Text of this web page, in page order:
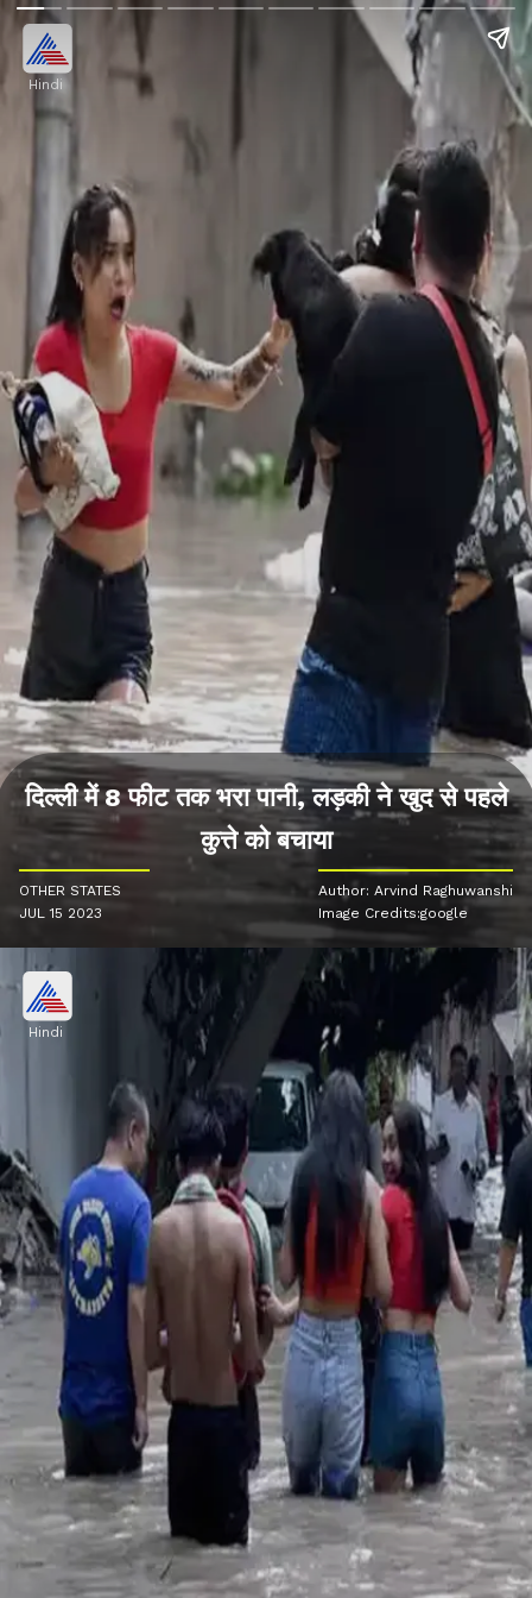
Hindi
दिल्ली में 8 फीट तक भरा पानी, लड़की ने खुद से पहले
कुत्ते को बचाया
OTHER STATES
JUL 15 2023
Author: Arvind Raghuwanshi
Image Credits:google
Hindi